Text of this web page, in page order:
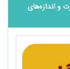
و اندازه‌های